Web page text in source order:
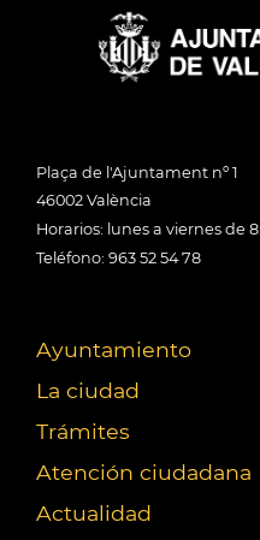
Plaça de l'Ajuntament nº 1
46002 València
Horarios: lunes a viernes de
Teléfono: 963 52 54 78
Ayuntamiento
La ciudad
Trámites
Atención ciudadana
Actualidad